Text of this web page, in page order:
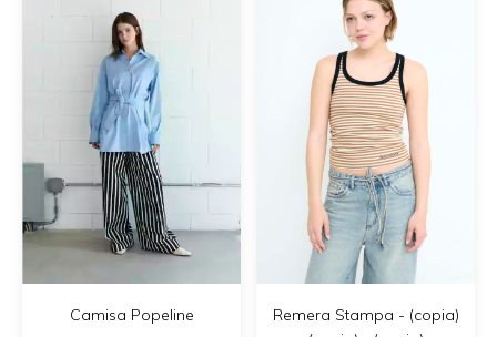
Camisa Popeline
Remera Stampa - (copia)